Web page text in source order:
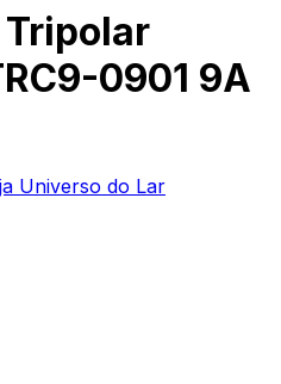
0901 9A
Universo do Lar